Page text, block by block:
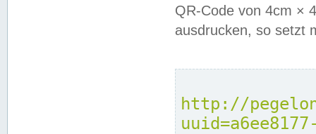
QR-Code von 4cm ×
ausdrucken, so setzt
http://